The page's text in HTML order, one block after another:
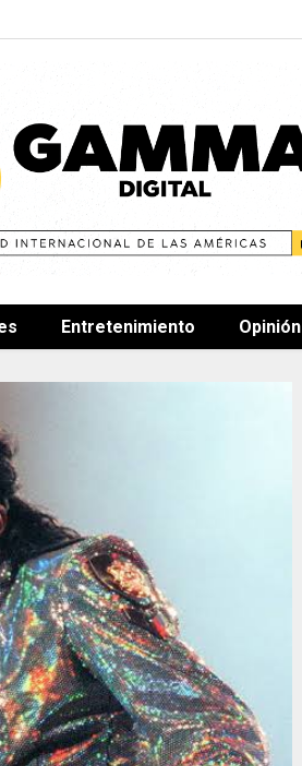
Entretenimiento Opinión